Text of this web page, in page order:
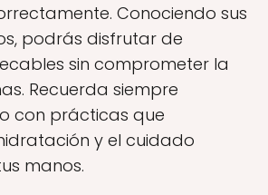
Conociendo sus
podrás disfrutar de
sin comprometer la
Recuerda siempre
con prácticas que
y el cuidado
manos.